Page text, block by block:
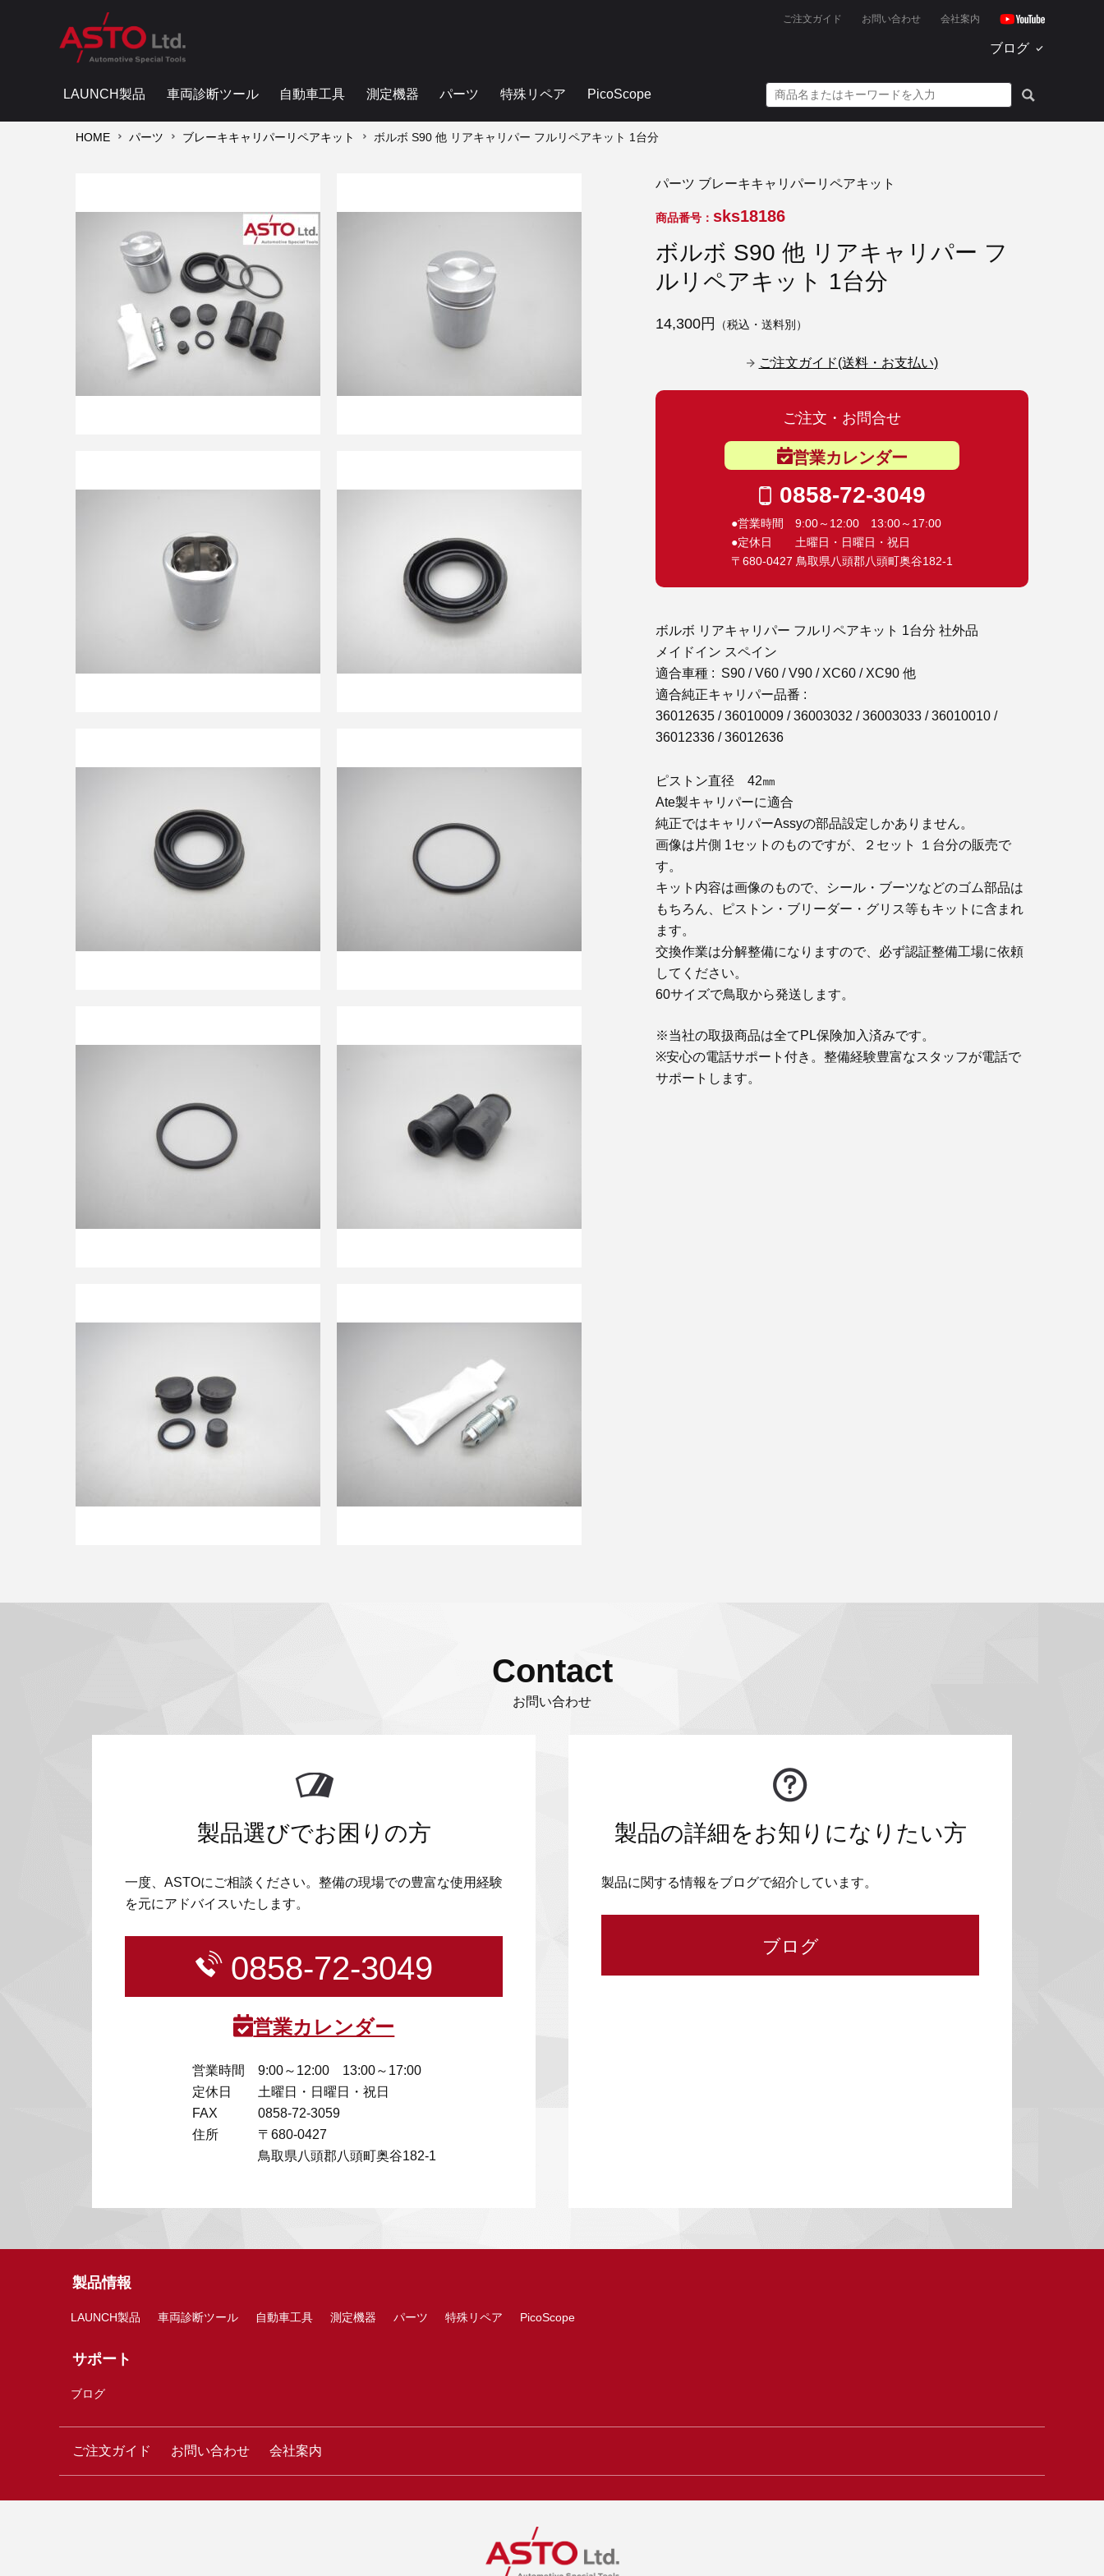
ご注文ガイド お問い合わせ 会社案内
ブログ
LAUNCH製品 車両診断ツール 自動車工具 測定機器 パーツ 特殊リペア PicoScope
HOME パーツ ブレーキキャリパーリペアキット ボルボ S90 他 リアキャリパー フルリペアキット 1台分
パーツ ブレーキキャリパーリペアキット
商品番号： sks18186
ボルボ S90 他 リアキャリパー フ
ルリペアキット 1台分
14,300円 （税込・送料別）
ご注文ガイド(送料・お支払い)
ご注文・お問合せ
営業カレンダー
0858-72-3049
●営業時間 9:00～12:00 13:00～17:00
●定休日 土曜日・日曜日・祝日
〒680-0427 鳥取県八頭郡八頭町奥谷182-1
ボルボ リアキャリパー フルリペアキット 1台分 社外品
メイドイン スペイン
適合車種 : S90 / V60 / V90 / XC60 / XC90 他
適合純正キャリパー品番 :
36012635 / 36010009 / 36003032 / 36003033 / 36010010 /
36012336 / 36012636
ピストン直径 42㎜
Ate製キャリパーに適合
純正ではキャリパーAssyの部品設定しかありません。
画像は片側 1セットのものですが、２セット １台分の販売で
す。
キット内容は画像のもので、シール・ブーツなどのゴム部品は
もちろん、ピストン・ブリーダー・グリス等もキットに含まれ
ます。
交換作業は分解整備になりますので、必ず認証整備工場に依頼
してください。
60サイズで鳥取から発送します。
※当社の取扱商品は全てPL保険加入済みです。
※安心の電話サポート付き。整備経験豊富なスタッフが電話で
サポートします。
Contact
お問い合わせ
製品選びでお困りの方
一度、ASTOにご相談ください。整備の現場での豊富な使用経験
を元にアドバイスいたします。
0858-72-3049
営業カレンダー
営業時間
9:00～12:00 13:00～17:00
定休日
土曜日・日曜日・祝日
FAX
0858-72-3059
住所
〒680-0427
鳥取県八頭郡八頭町奥谷182-1
製品の詳細をお知りになりたい方
製品に関する情報をブログで紹介しています。
ブログ
製品情報
LAUNCH製品 車両診断ツール 自動車工具 測定機器 パーツ 特殊リペア PicoScope
サポート
ブログ
ご注文ガイド お問い合わせ 会社案内